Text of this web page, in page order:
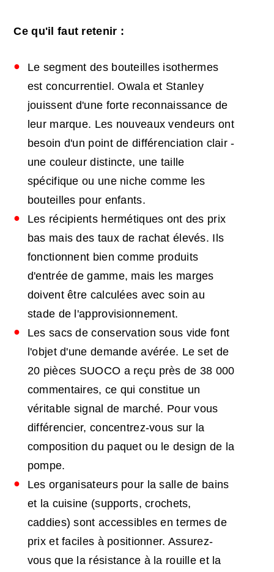
Ce qu'il faut retenir :
Le segment des bouteilles isothermes
est concurrentiel. Owala et Stanley
jouissent d'une forte reconnaissance de
leur marque. Les nouveaux vendeurs ont
besoin d'un point de différenciation clair -
une couleur distincte, une taille
spécifique ou une niche comme les
bouteilles pour enfants.
Les récipients hermétiques ont des prix
bas mais des taux de rachat élevés. Ils
fonctionnent bien comme produits
d'entrée de gamme, mais les marges
doivent être calculées avec soin au
stade de l'approvisionnement.
Les sacs de conservation sous vide font
l'objet d'une demande avérée. Le set de
20 pièces SUOCO a reçu près de 38 000
commentaires, ce qui constitue un
véritable signal de marché. Pour vous
différencier, concentrez-vous sur la
composition du paquet ou le design de la
pompe.
Les organisateurs pour la salle de bains
et la cuisine (supports, crochets,
caddies) sont accessibles en termes de
prix et faciles à positionner. Assurez-
vous que la résistance à la rouille et la